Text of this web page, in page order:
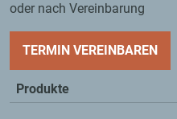
oder nach Vereinbarung
TERMIN VEREINBAREN
Produkte